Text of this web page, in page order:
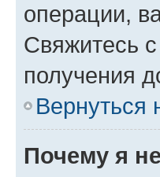
операции,
Свяжитесь
получения
Вернуться
Почему я